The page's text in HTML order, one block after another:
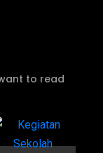
to read